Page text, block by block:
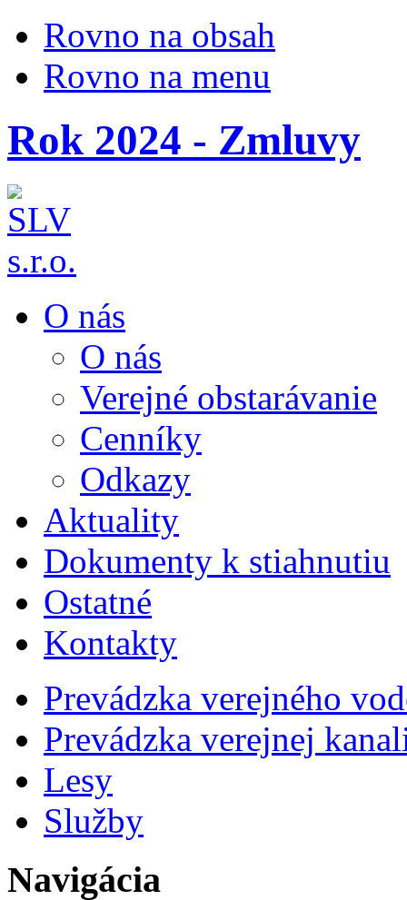
Rovno na obsah
Rovno na menu
Rok 2024 - Zmluvy
O nás
O nás
Verejné obstarávanie
Cenníky
Odkazy
Aktuality
Dokumenty k stiahnutiu
Ostatné
Kontakty
Prevádzka verejného
Prevádzka verejnej
Lesy
Služby
Navigácia